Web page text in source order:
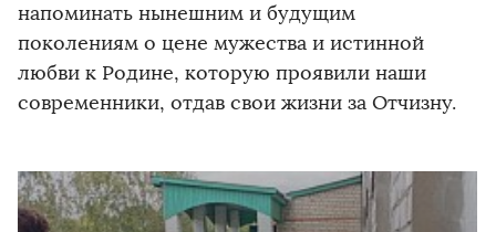
напоминать нынешним и будущим
поколениям о цене мужества и истинной
любви к Родине, которую проявили наши
современники, отдав свои жизни за Отчизну.